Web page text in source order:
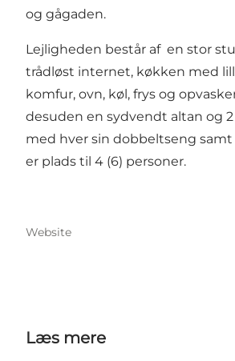
og gågaden.
Lejligheden består af en stor
trådløst internet, køkken med
komfur, ovn, køl, frys og
desuden en sydvendt altan og
med hver sin dobbeltseng
er plads til 4 (6) personer.
Website
Læs mere